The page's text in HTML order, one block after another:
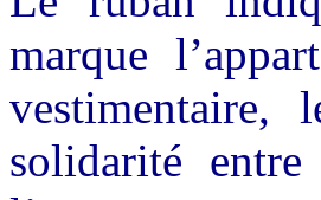
marque
vestimentaire,
solidarité